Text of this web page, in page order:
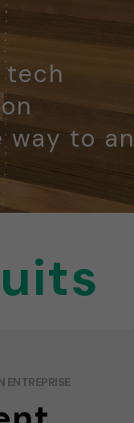
tech
to an
ENTREPRISE